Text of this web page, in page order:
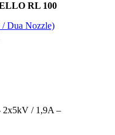
RL 100
/ Dua Nozzle)
2x5kV / 1,9A –